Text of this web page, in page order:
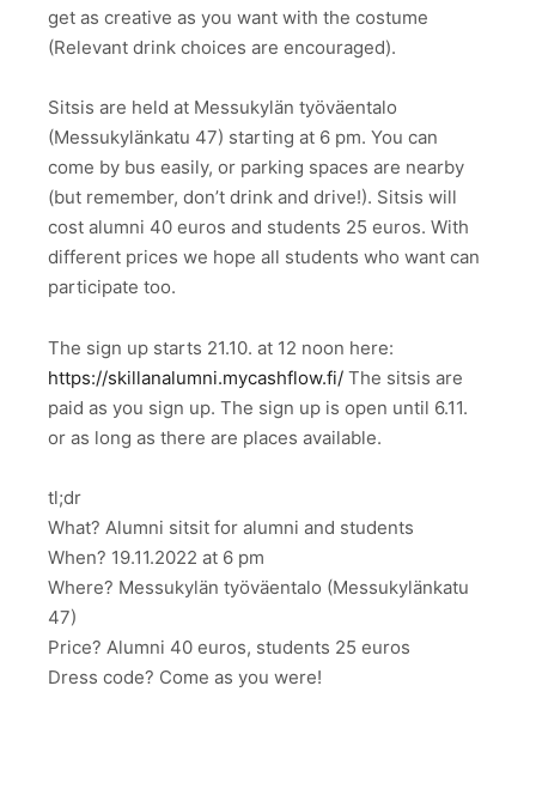
get as creative as you want with the costume
(Relevant drink choices are encouraged).
Sitsis are held at Messukylän työväentalo
(Messukylänkatu 47) starting at 6 pm. You can
come by bus easily, or parking spaces are nearby
(but remember, don’t drink and drive!). Sitsis will
cost alumni 40 euros and students 25 euros. With
different prices we hope all students who want can
participate too.
The sign up starts 21.10. at 12 noon here:
https://skillanalumni.mycashflow.fi/ The sitsis are
paid as you sign up. The sign up is open until 6.11.
or as long as there are places available.
tl;dr
What? Alumni sitsit for alumni and students
When? 19.11.2022 at 6 pm
Where? Messukylän työväentalo (Messukylänkatu
47)
Price? Alumni 40 euros, students 25 euros
Dress code? Come as you were!